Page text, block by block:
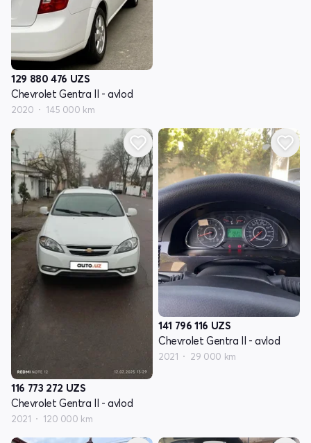
129 880 476 UZS
Chevrolet Gentra II - avlod
2020 145 000 km
116 773 272 UZS
Chevrolet Gentra II - avlod
2021 120 000 km
141 796 116 UZS
Chevrolet Gentra II - avlod
2021 29 000 km